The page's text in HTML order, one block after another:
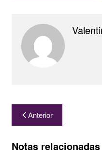
Navegación
de
entradas
Anterior
Notas relacionadas